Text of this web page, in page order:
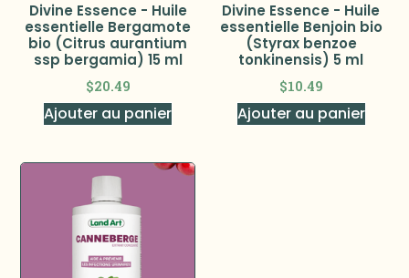
Divine Essence - Huile
essentielle Bergamote
bio (Citrus aurantium
ssp bergamia) 15 ml
$20.49
Ajouter au panier
Divine Essence - Huile
essentielle Benjoin bio
(Styrax benzoe
tonkinensis) 5 ml
$10.49
Ajouter au panier